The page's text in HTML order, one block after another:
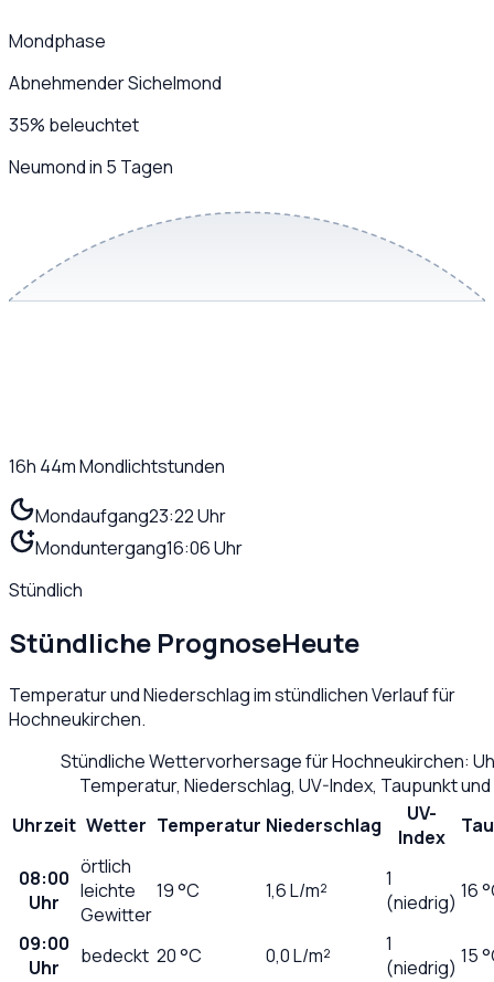
Mondphase
Abnehmender Sichelmond
35% beleuchtet
Neumond in 5 Tagen
16h 44mMondlichtstunden
Mondaufgang23:22 Uhr
Monduntergang16:06 Uhr
Stündlich
Stündliche PrognoseHeute
Temperatur und Niederschlag im stündlichen Verlauf für
Hochneukirchen.
Stündliche Wettervorhersage fürHochneukirchen:
Temperatur, Niederschlag, UV-Index, Taupunkt
Uhrzeit Wetter Temperatur Niederschlag
UV-
Index
08:00
Uhr
örtlich
leichte
Gewitter
19°C 1,6L/m²
1
(niedrig) 16
09:00
Uhr
bedeckt 20°C 0,0L/m²
1
(niedrig) 15